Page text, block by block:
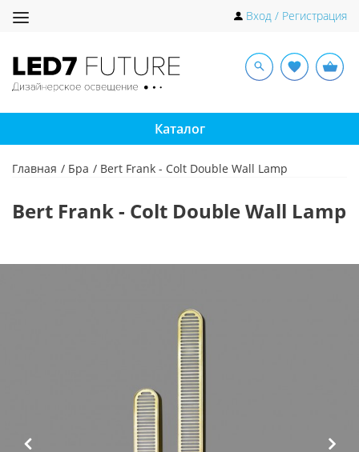
Toggle
Вход / Регистрация
Каталог
Главная Бра Bert Frank - Colt Double Wall Lamp
Bert Frank - Colt Double Wall Lamp